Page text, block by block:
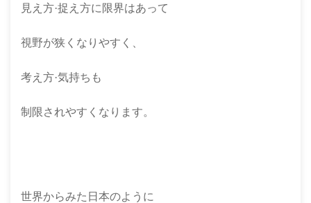
見え方·捉え方に限界はあって
視野が狭くなりやすく、
考え方·気持ちも
制限されやすくなります。
世界からみた日本のように